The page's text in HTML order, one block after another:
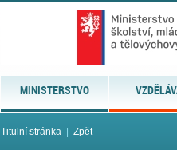
MINISTERSTVO
Titulní stránka| Zpět